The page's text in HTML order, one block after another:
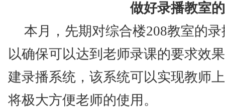
做好录播教室
本月，先期对综合楼208教室的
以确保可以达到老师录课的要求效
建录播系统，该系统可以实现教师
将极大方便老师的使用。